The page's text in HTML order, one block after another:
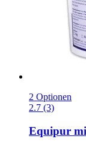
2 Optionen
2.7 (3)
Equipur